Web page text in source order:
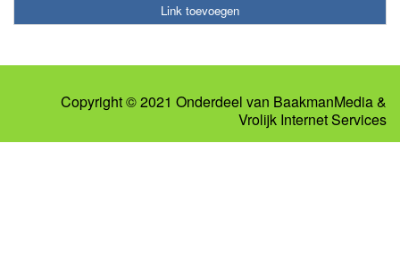
Link toevoegen
Copyright © 2021 Onderdeel van BaakmanMedia&
Vrolijk Internet Services